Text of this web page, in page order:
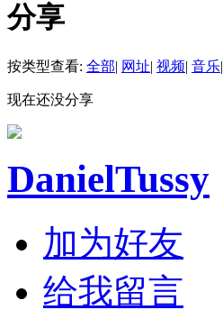
分享
按类型查看: 全部| 网址| 视频| 音乐|
现在还没分享
DanielTussy
加为好友
给我留言